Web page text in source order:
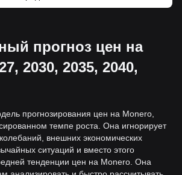
прогноз цен на
2030, 2035, 2040,
прогнозирования цен на Monero,
темпе роста. Она игнорирует
внешних экономических
ситуаций и вместо этого
тенденции цен на Monero. Она